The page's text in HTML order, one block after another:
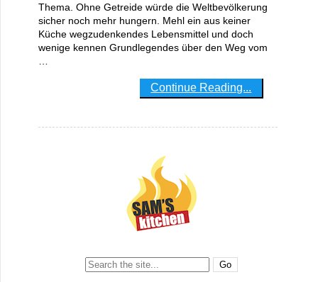
Thema. Ohne Getreide würde die Weltbevölkerung
sicher noch mehr hungern. Mehl ein aus keiner
Küche wegzudenkendes Lebensmittel und doch
wenige kennen Grundlegendes über den Weg vom
Continue Reading...
Search: